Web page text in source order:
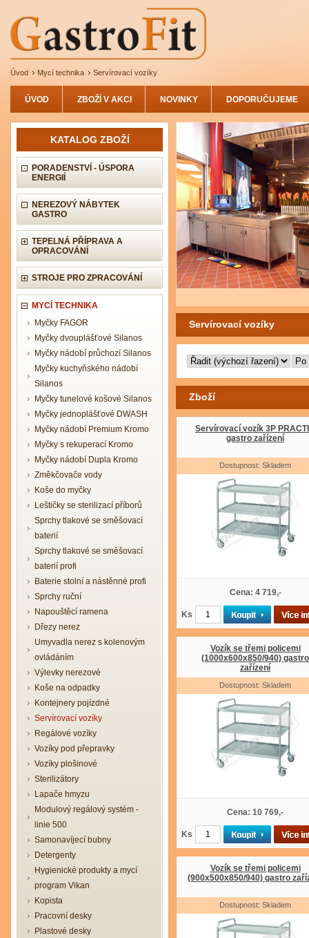
Úvod Mycí technika Servírovací vozíky
ÚVOD ZBOŽÍ V AKCI NOVINKY DOPORUČUJEME
KATALOG ZBOŽÍ
PORADENSTVÍ - ÚSPORA
ENERGIÍ
NEREZOVÝ NÁBYTEK
GASTRO
TEPELNÁ PŘÍPRAVA A
OPRACOVÁNÍ
STROJE PRO ZPRACOVÁNÍ
MYCÍ TECHNIKA
Myčky FAGOR
Myčky dvouplášťové Silanos
Myčky nádobí průchozí Silanos
Myčky kuchyňského nádobí
Silanos
Myčky tunelové košové Silanos
Myčky jednoplášťové DWASH
Myčky nádobí Premium Kromo
Myčky s rekuperací Kromo
Myčky nádobí Dupla Kromo
Změkčovače vody
Koše do myčky
Leštičky se sterilizací příborů
Sprchy tlakové se směšovací
baterií
Sprchy tlakové se směšovací
baterií profi
Baterie stolní a nástěnné profi
Sprchy ruční
Napouštěcí ramena
Dřezy nerez
Umyvadla nerez s kolenovým
ovládáním
Výlevky nerezové
Koše na odpadky
Kontejnery pojízdné
Servírovací vozíky
Regálové vozíky
Vozíky pod přepravky
Vozíky plošinové
Sterilizátory
Lapače hmyzu
Modulový regálový systém -
linie 500
Samonavíjecí bubny
Detergenty
Hygienické produkty a mycí
program Vikan
Kopista
Pracovní desky
Plastové desky
Servírovací vozíky
Zboží
Servírovací vozík 3P
gastro zařízení
Dostupnost: Skladem
Cena: 4 719,-
Ks
Vozík se třemi policemi
(1000x600x850/940) gastro
zařízení
Dostupnost: Skladem
Cena: 10 769,-
Ks
Vozík se třemi policemi
(900x500x850/940) gastro
Dostupnost: Skladem